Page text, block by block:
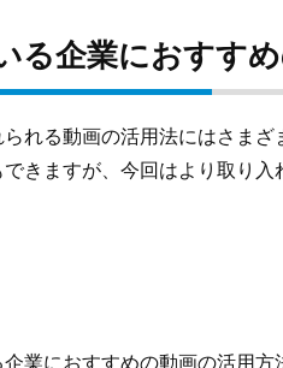
る企業におすす
れる動画の活用法にはさま
きますが、今回はより取り
業におすすめの動画の活用